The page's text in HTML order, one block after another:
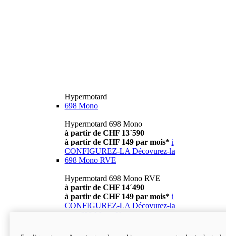
Hypermotard
698 Mono
Hypermotard 698 Mono
à partir de CHF 13´590
à partir de CHF 149 par mois* i
CONFIGUREZ-LA Décovurez-la
698 Mono RVE
Hypermotard 698 Mono RVE
à partir de CHF 14´490
à partir de CHF 149 par mois* i
CONFIGUREZ-LA Décovurez-la
698 Mono Nera
Hypermotard 698 Mono Nera